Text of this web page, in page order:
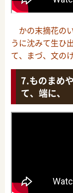
かの末摘花の
うに沈みて生ひ
て、まづ、文の
ものまめ
て、端に、